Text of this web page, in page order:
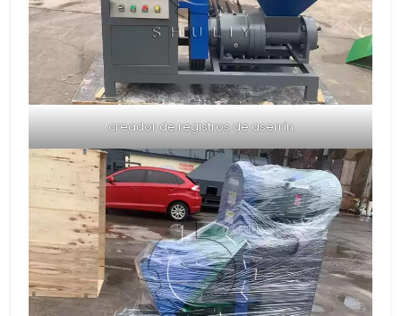
creador de registros de aserrín